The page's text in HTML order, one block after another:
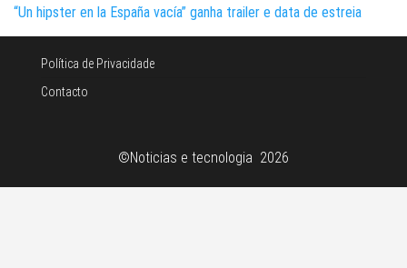
“Un hipster en la España vacía” ganha trailer e data de estreia
Política de Privacidade
Contacto
©Noticias e tecnologia 2026